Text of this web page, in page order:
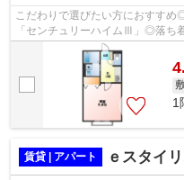
こだわりで選びたい方におすす
「センチュリーハイムⅢ」◎落ち
す◎収納が多めにあり、たくさん
1
賃貸 | アパート ｅスタイ